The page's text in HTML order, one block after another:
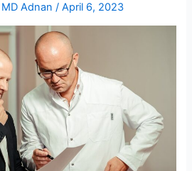
MD Adnan/April 6, 2023